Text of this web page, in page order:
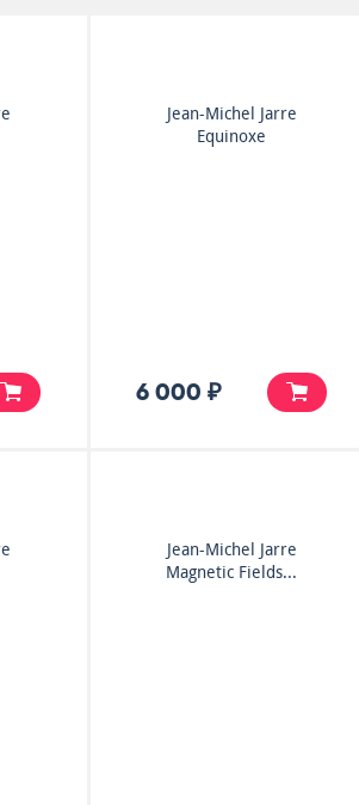
Jean-Michel Jarre
Equinoxe
6 000 ₽
Jean-Michel Jarre
Magnetic Fields...